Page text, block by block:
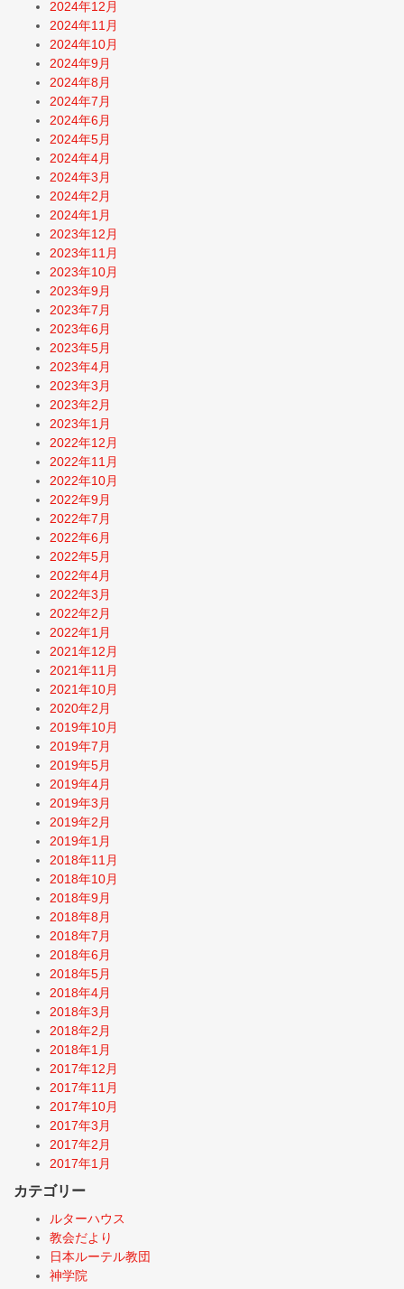
2024年12月
2024年11月
2024年10月
2024年9月
2024年8月
2024年7月
2024年6月
2024年5月
2024年4月
2024年3月
2024年2月
2024年1月
2023年12月
2023年11月
2023年10月
2023年9月
2023年7月
2023年6月
2023年5月
2023年4月
2023年3月
2023年2月
2023年1月
2022年12月
2022年11月
2022年10月
2022年9月
2022年7月
2022年6月
2022年5月
2022年4月
2022年3月
2022年2月
2022年1月
2021年12月
2021年11月
2021年10月
2020年2月
2019年10月
2019年7月
2019年5月
2019年4月
2019年3月
2019年2月
2019年1月
2018年11月
2018年10月
2018年9月
2018年8月
2018年7月
2018年6月
2018年5月
2018年4月
2018年3月
2018年2月
2018年1月
2017年12月
2017年11月
2017年10月
2017年3月
2017年2月
2017年1月
カテゴリー
ルターハウス
教会だより
日本ルーテル教団
神学院